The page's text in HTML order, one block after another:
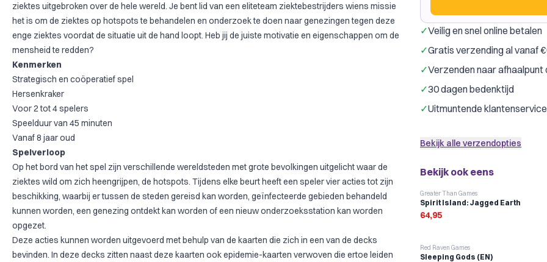
ziektes uitgebroken over de hele wereld. Je bent lid van een eliteteam ziektebestrijders wiens missie
het is om de ziektes op hotspots te behandelen en onderzoek te doen naar genezingen tegen deze
enge ziektes voordat de situatie uit de hand loopt. Heb jij de juiste motivatie en eigenschappen om de
mensheid te redden?
Kenmerken
Strategisch en coöperatief spel
Hersenkraker
Voor 2 tot 4 spelers
Speelduur van 45 minuten
Vanaf 8 jaar oud
Spelverloop
Op het bord van het spel zijn verschillende wereldsteden met grote bevolkingen uitgelicht waar de
ziektes wild om zich heengrijpen, de hotspots. Tijdens elke beurt heeft een speler vier acties tot zijn
beschikking, waarbij er tussen de steden gereisd kan worden, geïnfecteerde gebieden behandeld
kunnen worden, een genezing ontdekt kan worden of een nieuw onderzoeksstation kan worden
opgezet.
Deze acties kunnen worden uitgevoerd met behulp van de kaarten die zich in een van de decks
bevinden. In deze decks zitten naast deze kaarten ook epidemie-kaarten verwoven die ertoe leiden
118 kaarten
past precies·Dragon Shield
Merk: Dragon Shield
Kleur:
Slechts € 0,19 per kaart
✓Veilig en snel online betalen
✓Gratis verzending al vanaf
✓Verzenden naar afhaalpunt
✓30 dagen bedenktijd
✓Uitmuntende klantenservice
Bekijk alle verzendopties
Bekijk ook eens
Greater Than Games
Spirit Island: Jagged Earth
64,95
-13%
Red Raven Games
Sleeping Gods (EN)